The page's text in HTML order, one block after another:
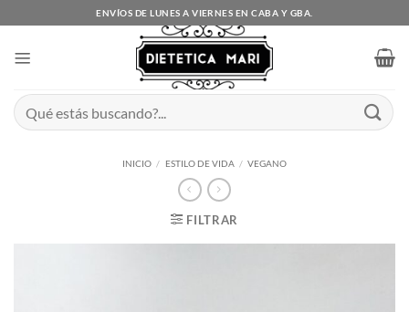
al
ENVÍOS DE LUNES A VIERNES EN CABA Y GBA.
Buscar
por:
INICIO / ESTILO DE VIDA / VEGANO
FILTRAR